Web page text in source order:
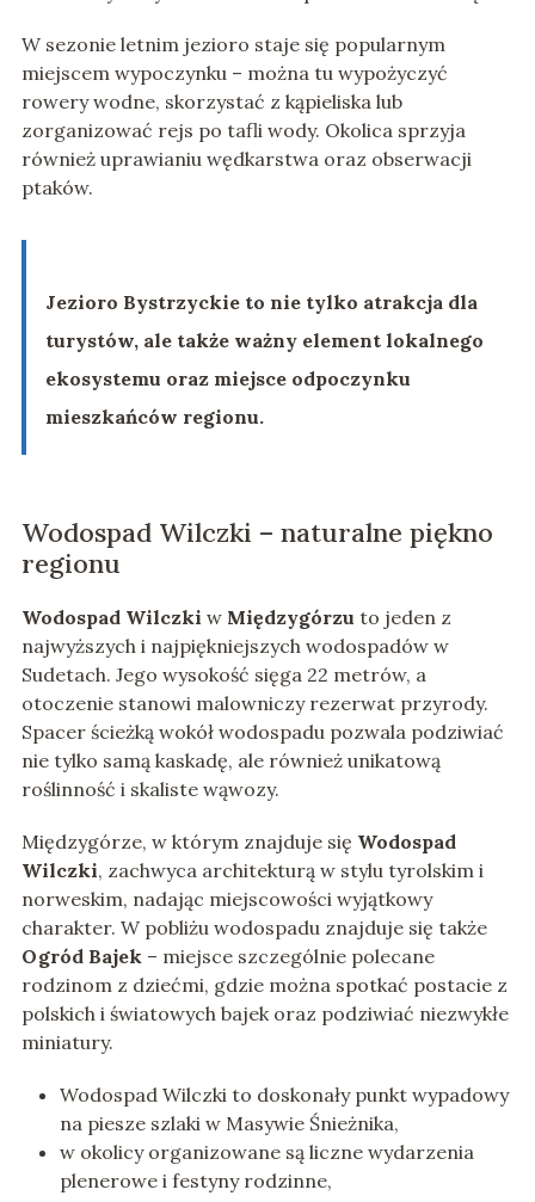
W sezonie letnim jezioro staje się popularnym
miejscem wypoczynku – można tu wypożyczyć
rowery wodne, skorzystać z kąpieliska lub
zorganizować rejs po tafli wody. Okolica sprzyja
również uprawianiu wędkarstwa oraz obserwacji
ptaków.
Jezioro Bystrzyckie to nie tylko atrakcja dla
turystów, ale także ważny element lokalnego
ekosystemu oraz miejsce odpoczynku
mieszkańców regionu.
Wodospad Wilczki – naturalne piękno
regionu
Wodospad Wilczki w Międzygórzu to jeden z
najwyższych i najpiękniejszych wodospadów w
Sudetach. Jego wysokość sięga 22 metrów, a
otoczenie stanowi malowniczy rezerwat przyrody.
Spacer ścieżką wokół wodospadu pozwala podziwiać
nie tylko samą kaskadę, ale również unikatową
roślinność i skaliste wąwozy.
Międzygórze, w którym znajduje się Wodospad
Wilczki, zachwyca architekturą w stylu tyrolskim i
norweskim, nadając miejscowości wyjątkowy
charakter. W pobliżu wodospadu znajduje się także
Ogród Bajek– miejsce szczególnie polecane
rodzinom z dziećmi, gdzie można spotkać postacie z
polskich i światowych bajek oraz podziwiać niezwykłe
miniatury.
Wodospad Wilczki to doskonały punkt wypadowy
na piesze szlaki w Masywie Śnieżnika,
w okolicy organizowane są liczne wydarzenia
plenerowe i festyny rodzinne,